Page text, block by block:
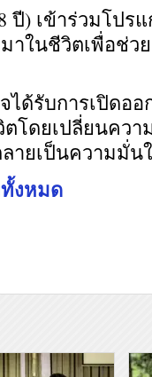
ปี) เข้าร่วมโปร
ในชีวิตเพื่อช่ว
ด้รับการเปิดออ
โดยเปลี่ยนควา
ายเป็นความมั่น
งหมด